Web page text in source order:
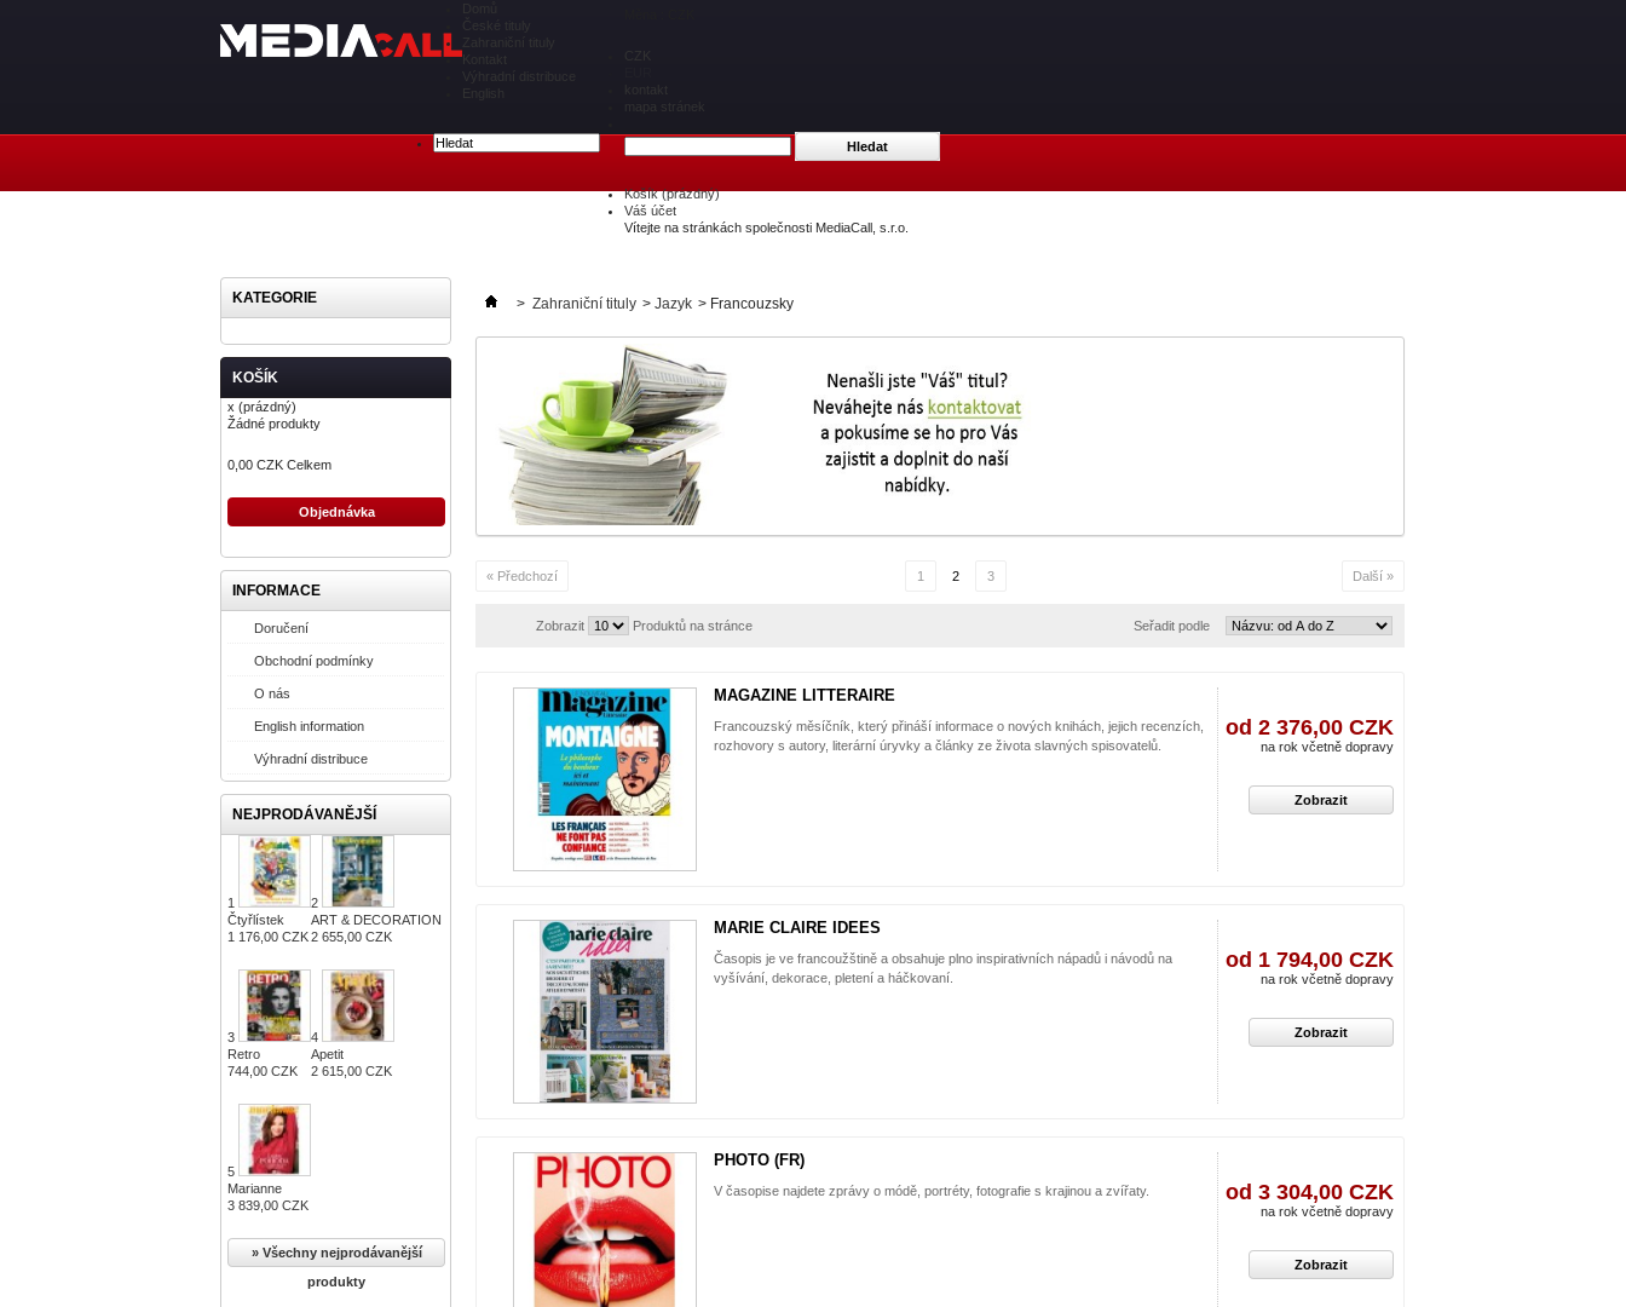
CZK
kontakt
mapa stránek
Košík(prázdný)
Váš účet
Vítejte na stránkách společnosti MediaCall, s.r.o.
Zahraniční tituly
Výhradní distribuce
English
KATEGORIE
KOŠÍK
x (prázdný)
Žádné produkty
0,00 CZK Celkem
Objednávka
INFORMACE
Doručení
Obchodní podmínky
O nás
English information
Výhradní distribuce
NEJPRODÁVANĚJŠÍ
1
Čtyřlístek
1 176,00 CZK
2
ART & DECORATION
2 655,00 CZK
3
Retro
744,00 CZK
4
Apetit
2 615,00 CZK
5
Marianne
3 839,00 CZK
» Všechny nejprodávanější
produkty
> Zahraniční tituly > Jazyk > Francouzsky
« Předchozí 1 2 3 Další »
Seřadit podle
Zobrazit Produktů na stránce
MAGAZINE LITTERAIRE
Francouzský měsíčník, který přináší informace o nových knihách, jejich recenzích,
rozhovory s autory, literární úryvky a články ze života slavných spisovatelů.
od 2 376,00 CZK
na rok včetně dopravy
Zobrazit
MARIE CLAIRE IDEES
Časopis je ve francoužštině a obsahuje plno inspirativních nápadů i návodů na
vyšívání, dekorace, pletení a háčkovaní.
od 1 794,00 CZK
na rok včetně dopravy
Zobrazit
PHOTO (FR)
V časopise najdete zprávy o módě, portréty, fotografie s krajinou a zvířaty. od 3 304,00 CZK
na rok včetně dopravy
Zobrazit